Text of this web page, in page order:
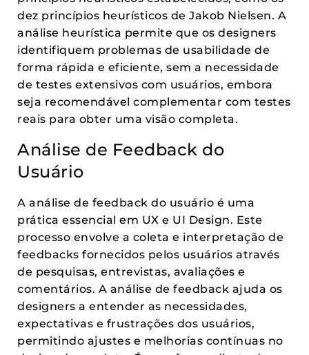
dez princípios heurísticos de Jakob Nielsen. A
análise heurística permite que os designers
identifiquem problemas de usabilidade de
forma rápida e eficiente, sem a necessidade
de testes extensivos com usuários, embora
seja recomendável complementar com testes
reais para obter uma visão completa.
Análise de Feedback do
Usuário
A análise de feedback do usuário é uma
prática essencial em UX e UI Design. Este
processo envolve a coleta e interpretação de
feedbacks fornecidos pelos usuários através
de pesquisas, entrevistas, avaliações e
comentários. A análise de feedback ajuda os
designers a entender as necessidades,
expectativas e frustrações dos usuários,
permitindo ajustes e melhorias contínuas no